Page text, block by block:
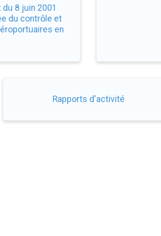
8 juin 2001
du contrôle et
en
Rapports d'activité